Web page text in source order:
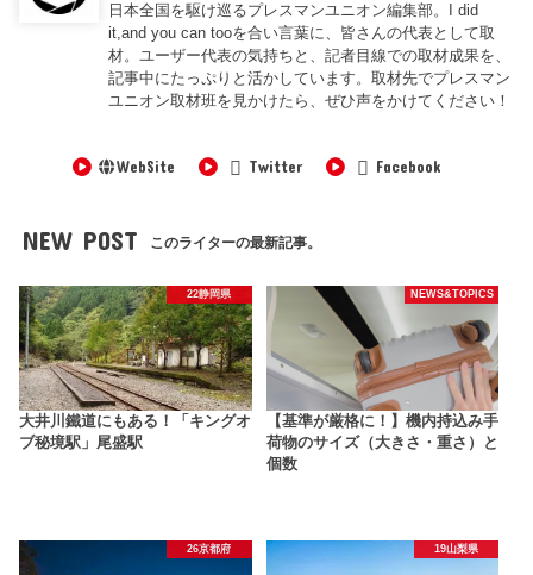
日本全国を駆け巡るプレスマンユニオン編集部。I did
it,and you can tooを合い言葉に、皆さんの代表として取
材。ユーザー代表の気持ちと、記者目線での取材成果を、
記事中にたっぷりと活かしています。取材先でプレスマン
ユニオン取材班を見かけたら、ぜひ声をかけてください！
WebSite Twitter Facebook
NEW POST このライターの最新記事。
22静岡県
大井川鐵道にもある！「キングオ
ブ秘境駅」尾盛駅
NEWS&TOPICS
【基準が厳格に！】機内持込み手
荷物のサイズ（大きさ・重さ）と
個数
26京都府 19山梨県